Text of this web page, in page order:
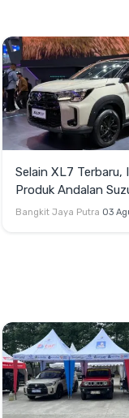
Selain XL7 Terbaru,
Produk Andalan
2026
Bangkit Jaya Putra 03